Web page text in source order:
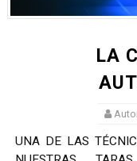
LA
UNA DE LAS